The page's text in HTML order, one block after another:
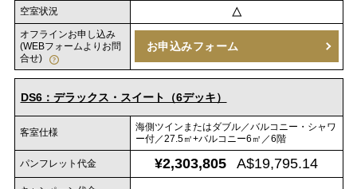
空室状況 △
オフラインお申し込み
(WEBフォームよりお問
合せ)
お申込みフォーム
DS6：デラックス・スイート（6デッキ）
客室仕様
海側ツインまたはダブル／バルコニー・シャワ
ー付／27.5㎡+バルコニー6㎡／6階
パンフレット代金 ¥2,303,805 A$19,795.14